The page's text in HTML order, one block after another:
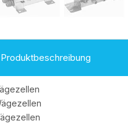
Produktbeschreibung